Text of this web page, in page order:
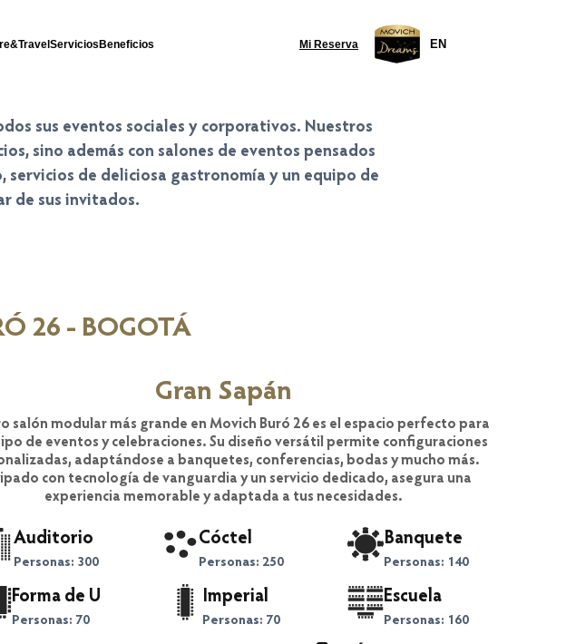
ServiciosBeneficios Mi Reserva EN
sus eventos sociales y corporativos. Nuestros
sino además con salones de eventos pensados
de deliciosa gastronomía y un equipo de
de sus invitados.
26 - BOGOTÁ
Gran Sapán
salón modular más grande en Movich Buró 26 es el espacio perfecto para
de eventos y celebraciones. Su diseño versátil permite configuraciones
adaptándose a banquetes, conferencias, bodas y mucho más.
con tecnología de vanguardia y un servicio dedicado, asegura una
experiencia memorable y adaptada a tus necesidades.
Auditorio
Personas: 300
Cóctel
Personas: 250
Banquete
Personas: 140
Forma de U
Personas: 70
Imperial
Personas: 70
Escuela
Personas: 160